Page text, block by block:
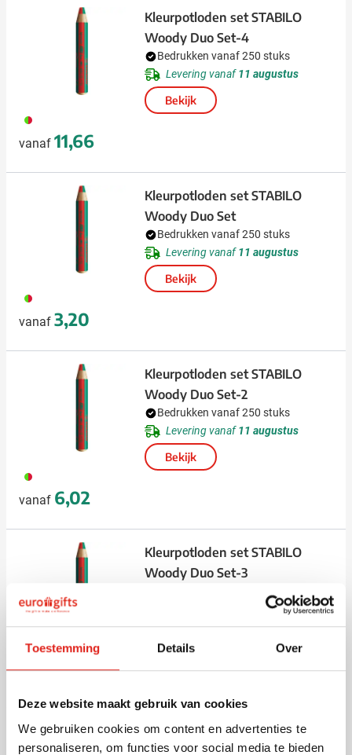
Toestemming Details Over
Deze website maakt gebruik van cookies
We gebruiken cookies om content en advertenties te
personaliseren, om functies voor social media te bieden
009
vanaf 11,66
Kleurpotloden set STABILO
Woody Duo Set-4
Bedrukken vanaf 250 stuks
Levering vanaf11 augustus
Bekijk
009
vanaf 3,20
Kleurpotloden set STABILO
Woody Duo Set
Bedrukken vanaf 250 stuks
Levering vanaf11 augustus
Bekijk
009
vanaf 6,02
Kleurpotloden set STABILO
Woody Duo Set-2
Bedrukken vanaf 250 stuks
Levering vanaf11 augustus
Bekijk
009
8,82
Kleurpotloden set STABILO
Woody Duo Set-3
11 augustus
Kleurpotloden set STABILO
Woody 3-in-1 Set-2